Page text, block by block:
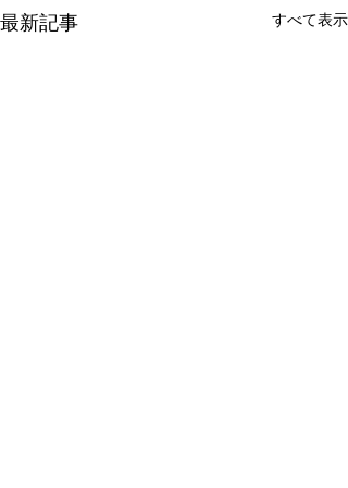
最新記事 すべて表示